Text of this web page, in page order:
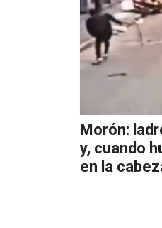
Morón:
y, cuando
en la